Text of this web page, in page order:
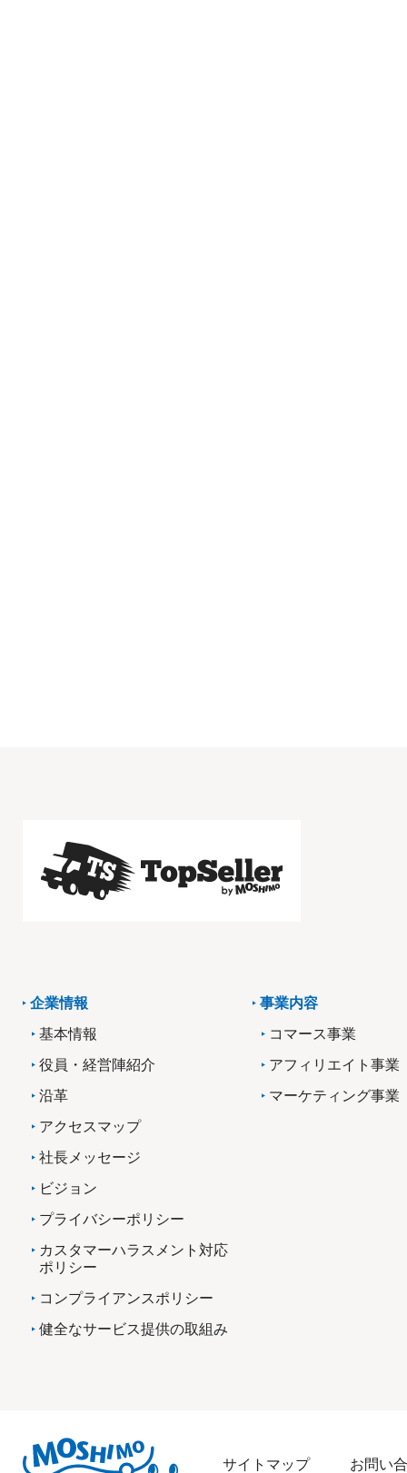
企業情報
基本情報
役員・経営陣紹介
沿革
アクセスマップ
社長メッセージ
ビジョン
プライバシーポリシー
カスタマーハラスメント対応
ポリシー
コンプライアンスポリシー
健全なサービス提供の取組み
事業内容
コマース事業
アフィリエイト事業
マーケティング事業
サイトマップ お問い